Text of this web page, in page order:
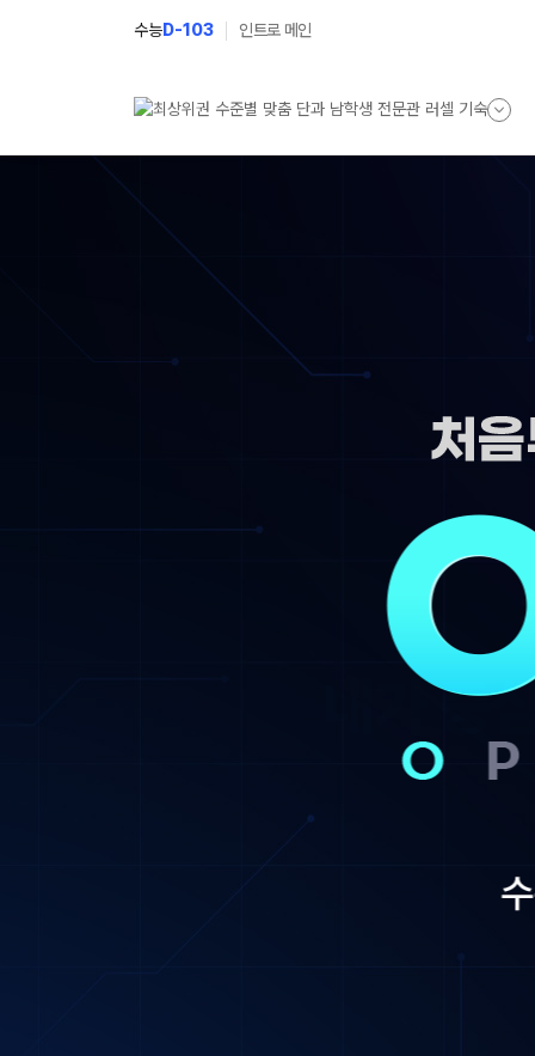
수능D-103 인트로 메인